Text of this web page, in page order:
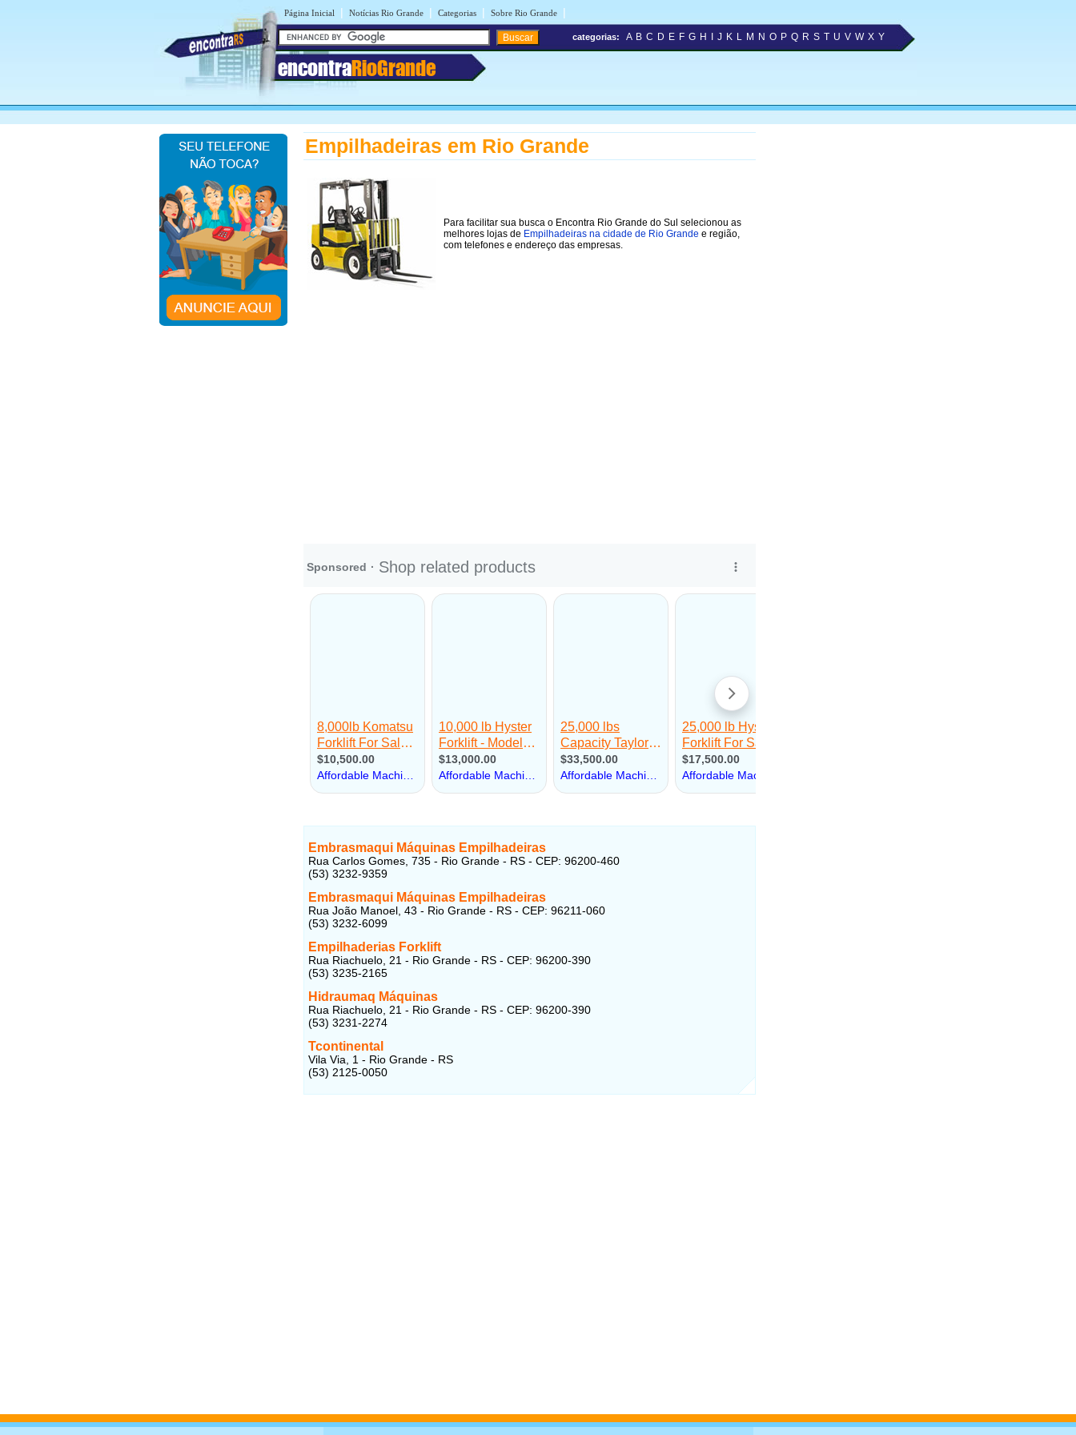
Página Inicial | Notícias Rio Grande | Categorias | Sobre Rio Grande |
encontraRioGrande
categorias: A B C D E F G H J K L M N O P Q R S T U V W X Y
Empilhadeiras em Rio Grande
Para facilitar sua busca o Encontra Rio Grande do Sul selecionou as
melhores lojas de Empilhadeiras na cidade de Rio Grande e região,
com telefones e endereço das empresas.
Embrasmaqui Máquinas Empilhadeiras
Rua Carlos Gomes, 735 - Rio Grande - RS - CEP: 96200-460
(53) 3232-9359
Embrasmaqui Máquinas Empilhadeiras
Rua João Manoel, 43 - Rio Grande - RS - CEP: 96211-060
(53) 3232-6099
Empilhaderias Forklift
Rua Riachuelo, 21 - Rio Grande - RS - CEP: 96200-390
(53) 3235-2165
Hidraumaq Máquinas
Rua Riachuelo, 21 - Rio Grande - RS - CEP: 96200-390
(53) 3231-2274
Tcontinental
Vila Via, 1 - Rio Grande - RS
(53) 2125-0050